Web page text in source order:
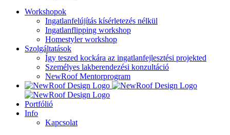
Workshopok
Ingatlanfelújítás kísérletezés nélkül
Ingatlanflipping workshop
Homestyler workshop
Szolgáltatások
Így teszed kockára az ingatlanfejlesztési projekted
Személyes lakberendezési konzultáció
NewRoof Mentorprogram
Portfólió
Info
Kapcsolat